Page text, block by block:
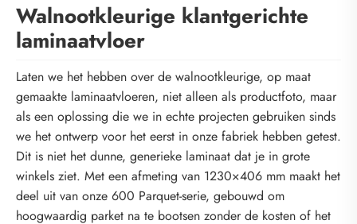
Walnootkleurige klantgerichte
laminaatvloer
Laten we het hebben over de walnootkleurige, op maat
gemaakte laminaatvloeren, niet alleen als productfoto, maar
als een oplossing die we in echte projecten gebruiken sinds
we het ontwerp voor het eerst in onze fabriek hebben getest.
Dit is niet het dunne, generieke laminaat dat je in grote
winkels ziet. Met een afmeting van 1230×406 mm maakt het
deel uit van onze 600 Parquet-serie, gebouwd om
hoogwaardig parket na te bootsen zonder de kosten of het